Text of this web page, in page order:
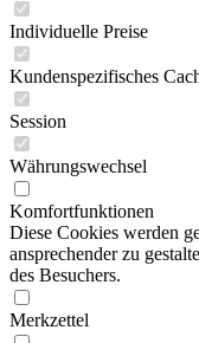
Individuelle Preise
Kundenspezifisches
Session
Währungswechsel
Komfortfunktionen
Diese Cookies werden
ansprechender zu
des Besuchers.
Merkzettel